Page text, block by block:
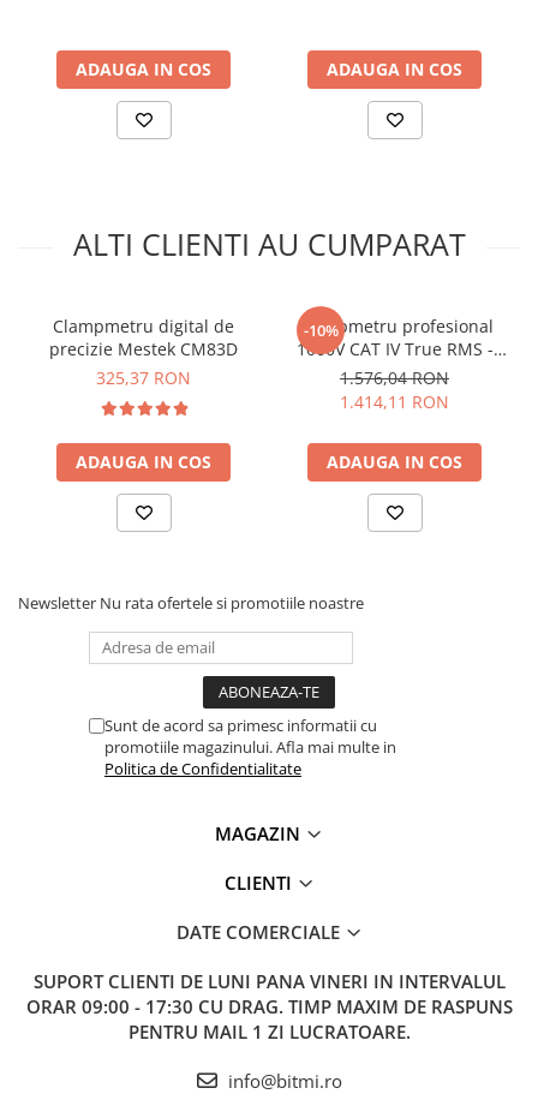
multimetrelor profesionale de pe piata pot masura
doar curent alternativ pana la 400A.SmartClamp
poate masura atat
curentul alternativ(ex: priza) cat si
curentul continuu
(ex: baterie la masina) pana la o
valoarenet superioara de 600A
Masurare Tensiune Continua si Tensiune Alternativa
pana la 600V.
Masurare Inrush Current in modul AC
Exemplu stabilitate masurare curent alternativ:
ADAUGA IN COS ADAUGA IN COS
ALTI CLIENTI AU CUMPARAT
Clampmetru digital de
precizie Mestek CM83D
325,37 RON
ADAUGA IN COS
-10%
Clampmetru profesional
1000V CAT IV True RMS -
Wiha 45219
1.576,04 RON
1.414,11 RON
ADAUGA IN COS
Newsletter Nu rata ofertele si promotiile noastre
Sunt de acord sa primesc informatii cu
promotiile magazinului. Afla mai multe in
Politica de Confidentialitate
MAGAZIN
CLIENTI
DATE COMERCIALE
SUPORT CLIENTI DE LUNI PANA VINERI IN INTERVALUL
ORAR 09:00 - 17:30 CU DRAG. TIMP MAXIM DE RASPUNS
PENTRU MAIL 1 ZI LUCRATOARE.
info@bitmi.ro